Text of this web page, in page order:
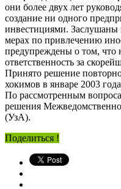
они более двух лет
создание ни одного
инвестициями.
мерах по привлечению
предупреждены о том, что
ответственность за
Принято решение
хокимов в январе 2003
По рассмотренным
решения
(УзА).
Поделиться !